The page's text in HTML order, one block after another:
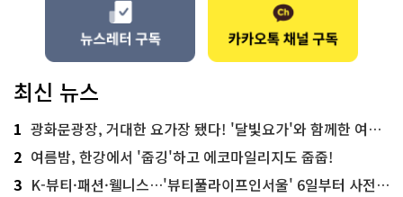
최신 뉴스
1 광화문광장, 거대한 요가장 됐다! '달빛요가'와 함께한 여름밤 힐링
2 여름밤, 한강에서 '줍깅'하고 에코마일리지도 줍줍!
3 K-뷰티·패션·웰니스…'뷰티풀라이프인서울' 6일부터 사전 예약